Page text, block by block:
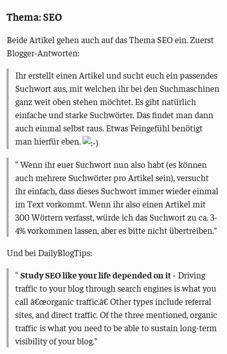
Thema: SEO
Beide Artikel gehen auch auf das Thema SEO ein. Zuerst
Blogger-Antworten:
Ihr erstellt einen Artikel und sucht euch ein passendes
Suchwort aus, mit welchen ihr bei den Suchmaschinen
ganz weit oben stehen möchtet. Es gibt natürlich
einfache und starke Suchwörter. Das findet man dann
auch einmal selbst raus. Etwas Feingefühl benötigt
man hierfür eben.
Wenn ihr euer Suchwort nun also habt (es können
auch mehrere Suchwörter pro Artikel sein), versucht
ihr einfach, dass dieses Suchwort immer wieder einmal
im Text vorkommt. Wenn ihr also einen Artikel mit
300 Wörtern verfasst, würde ich das Suchwort zu ca. 3-
4% vorkommen lassen, aber es bitte nicht übertreiben.
Und bei DailyBlogTips:
Study SEO like your life depended on it- Driving
traffic to your blog through search engines is what you
call â€œorganic traffic.â€ Other types include referral
sites, and direct traffic. Of the three mentioned, organic
traffic is what you need to be able to sustain long-term
visibility of your blog.